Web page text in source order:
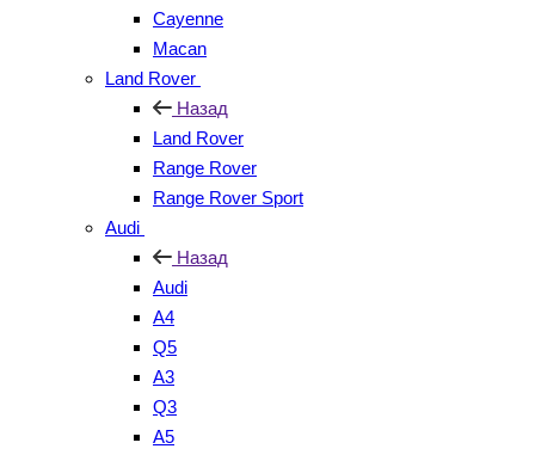
Cayenne
Macan
Land Rover
Назад
Land Rover
Range Rover
Range Rover Sport
Audi
Назад
Audi
A4
Q5
A3
Q3
A5